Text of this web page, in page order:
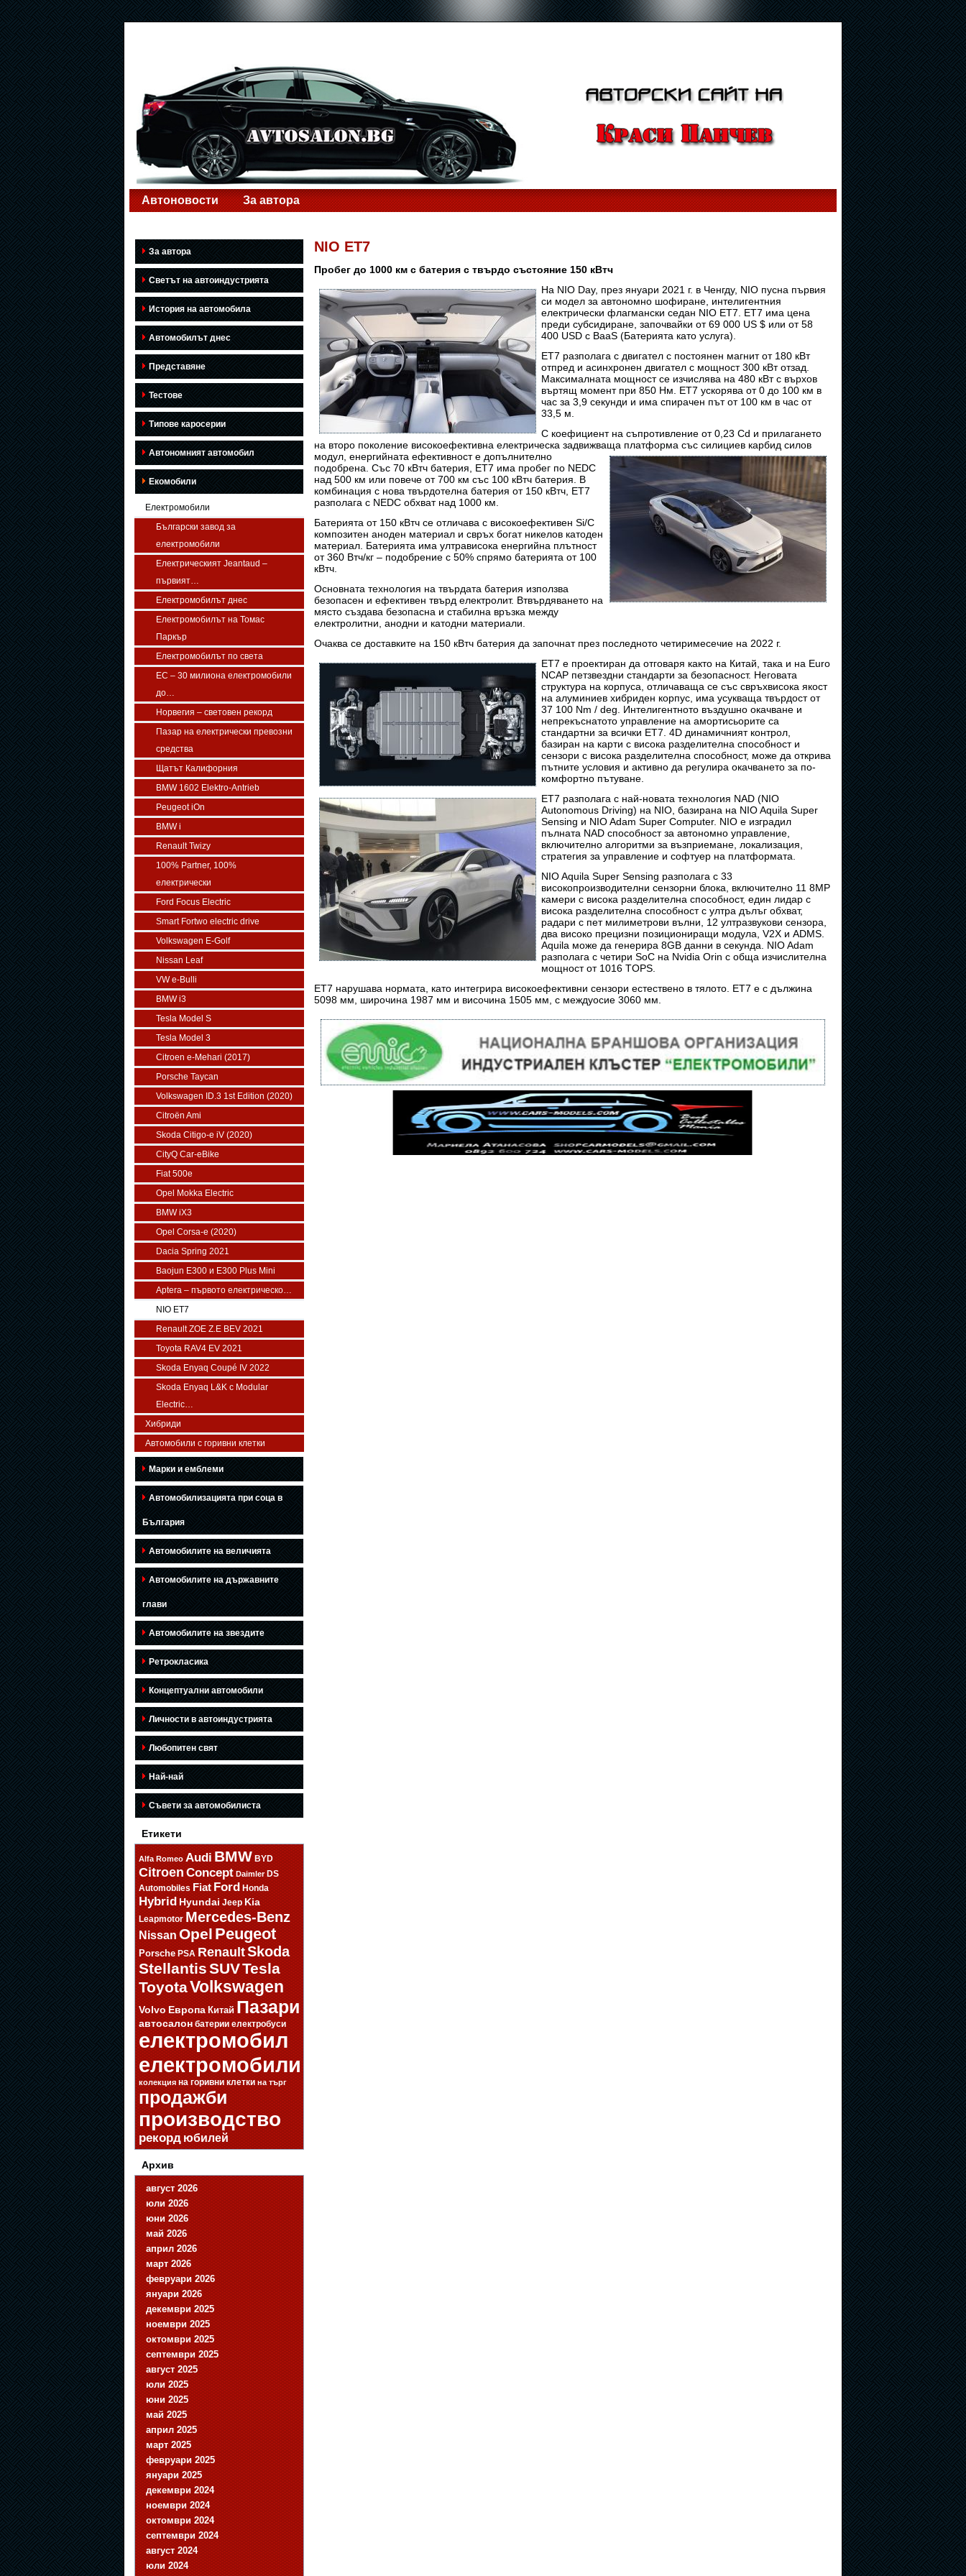
Автоновости За автора
За автора
Светът на автоиндустрията
История на автомобила
Автомобилът днес
Представяне
Тестове
Типове каросерии
Автономният автомобил
Екомобили
Електромобили
Български завод за
електромобили
Електрическият Jeantaud –
първият…
Електромобилът днес
Електромобилът на Томас
Паркър
Електромобилът по света
ЕС – 30 милиона електромобили
до…
Норвегия – световен рекорд
Пазар на електрически превозни
средства
Щатът Калифорния
BMW 1602 Elektro-Antrieb
Peugeot iOn
BMW i
Renault Twizy
100% Partner, 100%
електрически
Ford Focus Electric
Smart Fortwo electric drive
Volkswagen E-Golf
Nissan Leaf
VW e-Bulli
BMW i3
Tesla Model S
Tesla Model 3
Citroen e-Mehari (2017)
Porsche Taycan
Volkswagen ID.3 1st Edition (2020)
Citroën Ami
Skoda Citigo-e iV (2020)
CityQ Car-eBike
Fiat 500e
Opel Mokka Electric
BMW iX3
Opel Corsa-e (2020)
Dacia Spring 2021
Baojun E300 и E300 Plus Mini
Aptera – първото електрическо…
NIO ET7
Renault ZOE Z.E BEV 2021
Toyota RAV4 EV 2021
Skoda Enyaq Coupé IV 2022
Skoda Enyaq L&K с Modular
Electric…
Хибриди
Автомобили с горивни клетки
Марки и емблеми
Автомобилизацията при соца в
България
Автомобилите на величията
Автомобилите на държавните
глави
Автомобилите на звездите
Ретрокласика
Концептуални автомобили
Личности в автоиндустрията
Любопитен свят
Най-най
Съвети за автомобилиста
Етикети
Alfa Romeo Audi BMW BYD
Citroen Concept Daimler DS
Automobiles Fiat Ford Honda
HybridHyundai Jeep Kia
Leapmotor Mercedes-Benz
Nissan Opel Peugeot
Porsche PSA RenaultSkoda
StellantisSUVTesla
ToyotaVolkswagen
Volvo Европа Китай Пазари
автосалон батерии електробуси
електромобил
електромобили
колекция на горивни клетки на търг
продажби
производство
рекорд юбилей
Архив
август 2026
юли 2026
юни 2026
май 2026
април 2026
март 2026
февруари 2026
януари 2026
декември 2025
ноември 2025
октомври 2025
септември 2025
август 2025
юли 2025
юни 2025
май 2025
април 2025
март 2025
февруари 2025
януари 2025
декември 2024
ноември 2024
октомври 2024
септември 2024
август 2024
юли 2024
NIO ET7
Пробег до 1000 км с батерия с твърдо състояние 150 кВтч
На NIO Day, през януари 2021 г. в Ченгду, NIO пусна първия
си модел за автономно шофиране, интелигентния
електрически флагмански седан NIO ET7. ET7 има цена
преди субсидиране, започвайки от 69 000 US $ или от 58
400 USD с BaaS (Батерията като услуга).
ET7 разполага с двигател с постоянен магнит от 180 кВт
отпред и асинхронен двигател с мощност 300 кВт отзад.
Максималната мощност се изчислява на 480 кВт с върхов
въртящ момент при 850 Нм. ET7 ускорява от 0 до 100 км в
час за 3,9 секунди и има спирачен път от 100 км в час от
33,5 м.
С коефициент на съпротивление от 0,23 Cd и прилагането
на второ поколение високоефективна електрическа задвижваща платформа със силициев карбид силов
модул, енергийната ефективност е допълнително
подобрена. Със 70 кВтч батерия, ET7 има пробег по NEDC
над 500 км или повече от 700 км със 100 кВтч батерия. В
комбинация с нова твърдотелна батерия от 150 кВтч, ET7
разполага с NEDC обхват над 1000 км.
Батерията от 150 кВтч се отличава с високоефективен Si/C
композитен аноден материал и свръх богат никелов катоден
материал. Батерията има ултрависока енергийна плътност
от 360 Втч/кг – подобрение с 50% спрямо батерията от 100
кВтч.
Основната технология на твърдата батерия използва
безопасен и ефективен твърд електролит. Втвърдяването на
място създава безопасна и стабилна връзка между
електролитни, анодни и катодни материали.
Очаква се доставките на 150 кВтч батерия да започнат през последното четиримесечие на 2022 г.
ET7 е проектиран да отговаря както на Китай, така и на Euro
NCAP петзвездни стандарти за безопасност. Неговата
структура на корпуса, отличаваща се със свръхвисока якост
на алуминиев хибриден корпус, има усукваща твърдост от
37 100 Nm / deg. Интелигентното въздушно окачване и
непрекъснатото управление на амортисьорите са
стандартни за всички ET7. 4D динамичният контрол,
базиран на карти с висока разделителна способност и
сензори с висока разделителна способност, може да открива
пътните условия и активно да регулира окачването за по-
комфортно пътуване.
ET7 разполага с най-новата технология NAD (NIO
Autonomous Driving) на NIO, базирана на NIO Aquila Super
Sensing и NIO Adam Super Computer. NIO е изградил
пълната NAD способност за автономно управление,
включително алгоритми за възприемане, локализация,
стратегия за управление и софтуер на платформата.
NIO Aquila Super Sensing разполага с 33
високопроизводителни сензорни блока, включително 11 8MP
камери с висока разделителна способност, един лидар с
висока разделителна способност с ултра дълъг обхват,
радари с пет милиметрови вълни, 12 ултразвукови сензора,
два високо прецизни позициониращи модула, V2X и ADMS.
Aquila може да генерира 8GB данни в секунда. NIO Adam
разполага с четири SoC на Nvidia Orin с обща изчислителна
мощност от 1016 TOPS.
ET7 нарушава нормата, като интегрира високоефективни сензори естествено в тялото. ET7 е с дължина
5098 мм, широчина 1987 мм и височина 1505 мм, с междуосие 3060 мм.